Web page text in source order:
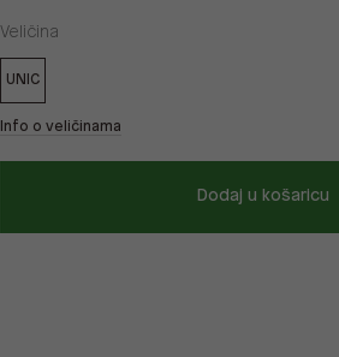
Veličina
UNIC
Info o veličinama
Dodaj u košaricu